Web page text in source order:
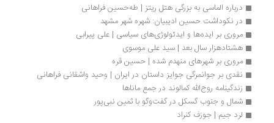
درباره الماسی به بزرگی هتل ریتز | طه‌حسین فراهانی
در نکوداشت حسین ادیبیان: شهره شهر مشهد
مروری بر ایده‌ها و ایدئولوژی‌های سیاسی | علی پیرابی
هشتادهزار سال بعد | سید علی موسوی
مروری بر شهرهای منهدم شده | حسین قره
نقدی بر جوانمرگی جوایز داستان در ایران | وحید واشقانی فراهانی
زندگینامه روح‌الله کمالوند در جمع ماناها
شمال و جنوب گسکل در گفت‌وگو با ثمین نبی‌پور
لرد جیم | جوزف کنراد